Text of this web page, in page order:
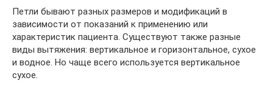
Петли бывают разных размеров и модификаций в
зависимости от показаний к применению или
характеристик пациента. Существуют также разные
виды вытяжения: вертикальное и горизонтальное, сухое
и водное. Но чаще всего используется вертикальное
сухое.